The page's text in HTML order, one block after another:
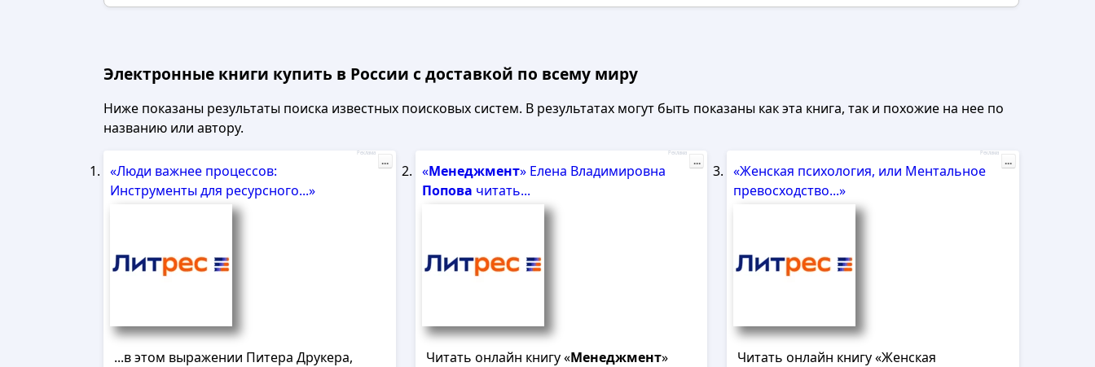
Электронные книги купить в России с доставкой по всему миру
Ниже показаны результаты поиска известных поисковых систем. В результатах могут быть показаны как эта книга, так и похожие на нее по
названию или автору.
«Люди важнее процессов:
Инструменты для ресурсного...»
...в этом выражении Питера Друкера,
Реклама
...
«Менеджмент» Елена Владимировна
Попова читать...
Читать онлайн книгу «Менеджмент»
Реклама
...
«Женская психология, или Ментальное
превосходство...»
Читать онлайн книгу «Женская
Реклама
...